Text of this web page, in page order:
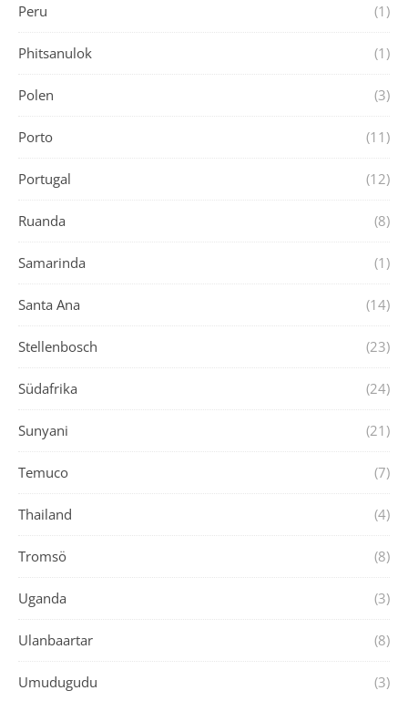
Peru (1)
Phitsanulok (1)
Polen (3)
Porto (11)
Portugal (12)
Ruanda (8)
Samarinda (1)
Santa Ana (14)
Stellenbosch (23)
Südafrika (24)
Sunyani (21)
Temuco (7)
Thailand (4)
Tromsö (8)
Uganda (3)
Ulanbaartar (8)
Umudugudu (3)